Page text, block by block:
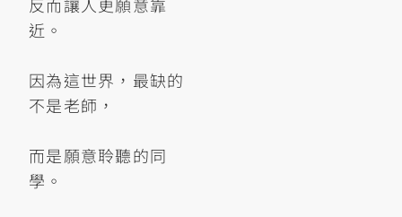
近。
因為這世界，最缺的
不是老師，
而是願意聆聽的同
學。